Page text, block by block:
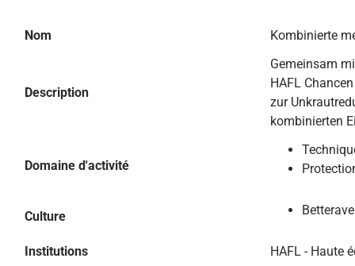
Nom Kombinierte
Description
Gemeinsam
HAFL
zur
kombinierten
Domaine d'activité
Culture
Institutions
HAFL - Haute